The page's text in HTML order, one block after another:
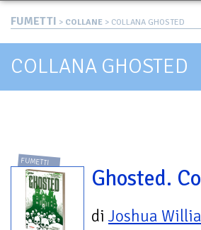
FUMETTI > COLLANE > COLLANA GHOSTED
COLLANA GHOSTED
FUMETTI
Ghosted.
di Joshua